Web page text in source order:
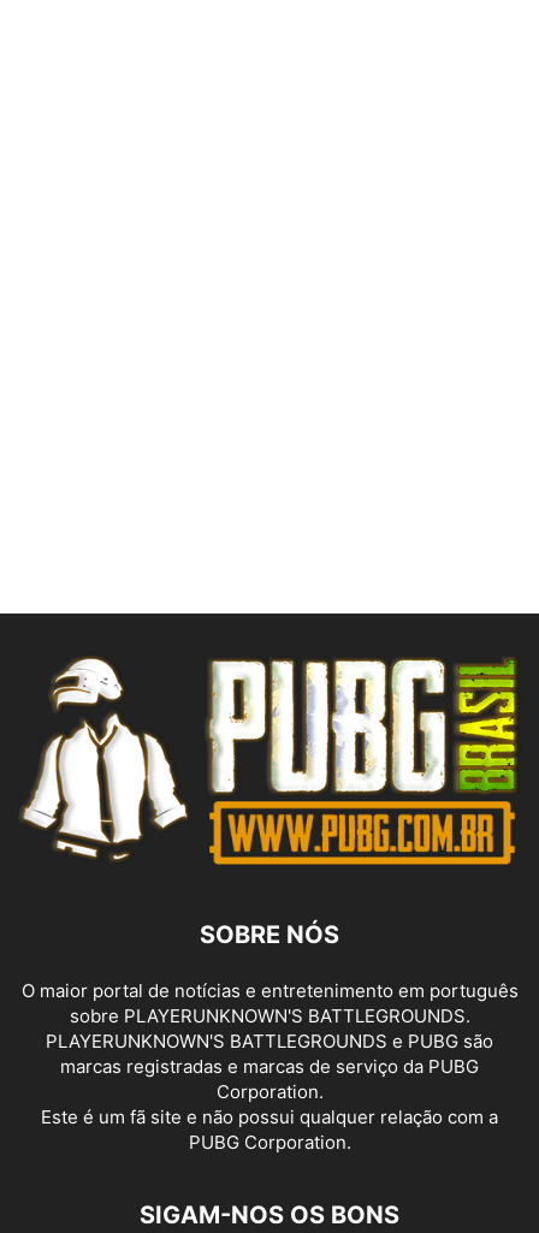
SOBRE NÓS
O maior portal de notícias e entretenimento em português
sobre PLAYERUNKNOWN'S BATTLEGROUNDS.
PLAYERUNKNOWN'S BATTLEGROUNDS e PUBG são
marcas registradas e marcas de serviço da PUBG
Corporation.
Este é um fã site e não possui qualquer relação com a
PUBG Corporation.
SIGAM-NOS OS BONS